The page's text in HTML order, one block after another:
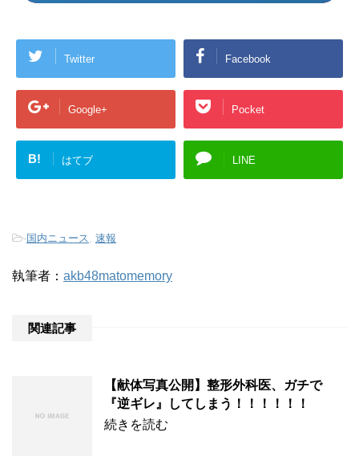
Twitter Facebook
Google+ Pocket
B! はてブ LINE
-国内ニュース, 速報
執筆者： akb48matomemory
関連記事
【献体写真公開】整形外科医、ガチで
『逆ギレ』してしまう！！！！！！
続きを読む